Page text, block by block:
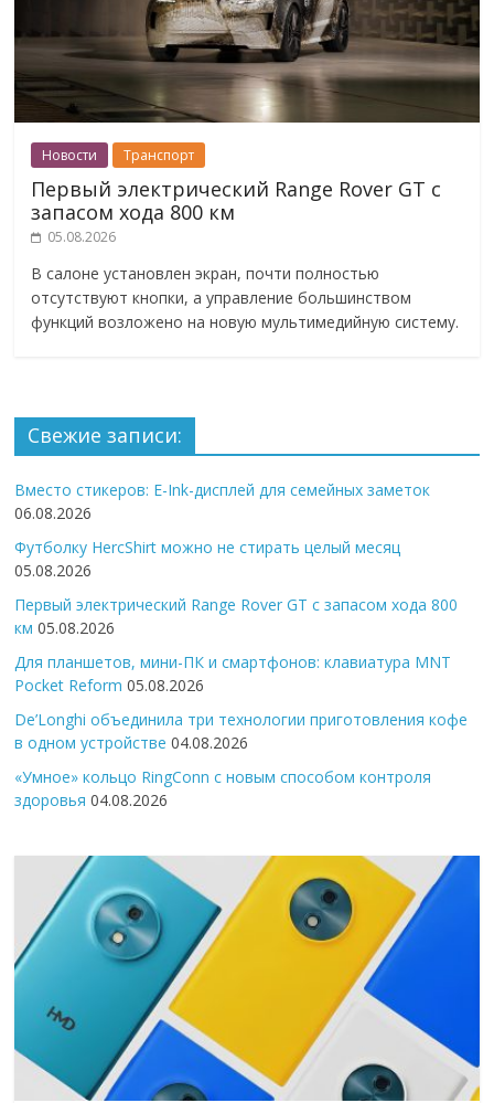
Новости Транспорт
Первый электрический Range Rover GT с
запасом хода 800 км
05.08.2026
В салоне установлен экран, почти полностью
отсутствуют кнопки, а управление большинством
функций возложено на новую мультимедийную систему.
Свежие записи:
Вместо стикеров: E-Ink-дисплей для семейных заметок
06.08.2026
Футболку HercShirt можно не стирать целый месяц
05.08.2026
Первый электрический Range Rover GT с запасом хода 800
км 05.08.2026
Для планшетов, мини-ПК и смартфонов: клавиатура MNT
Pocket Reform 05.08.2026
De’Longhi объединила три технологии приготовления кофе
в одном устройстве 04.08.2026
«Умное» кольцо RingConn с новым способом контроля
здоровья 04.08.2026